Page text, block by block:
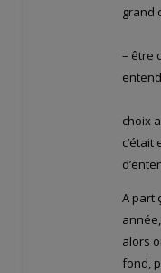
grand
– être
choix
c’était
A part
alors
fond,